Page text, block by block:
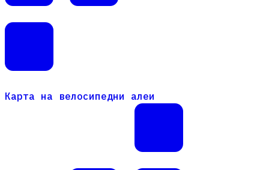
Карта на велосипедни алеи
Карта на велосипедни алеи